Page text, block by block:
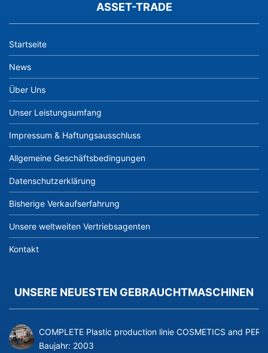
ASSET-TRADE
Startseite
News
Über Uns
Unser Leistungsumfang
Impressum & Haftungsausschluss
Allgemeine Geschäftsbedingungen
Datenschutzerklärung
Bisherige Verkaufserfahrung
Unsere weltweiten Vertriebsagenten
Kontakt
UNSERE NEUESTEN GEBRAUCHTMASCHINEN
COMPLETE Plastic production linie COSMETICS and
Baujahr: 2003